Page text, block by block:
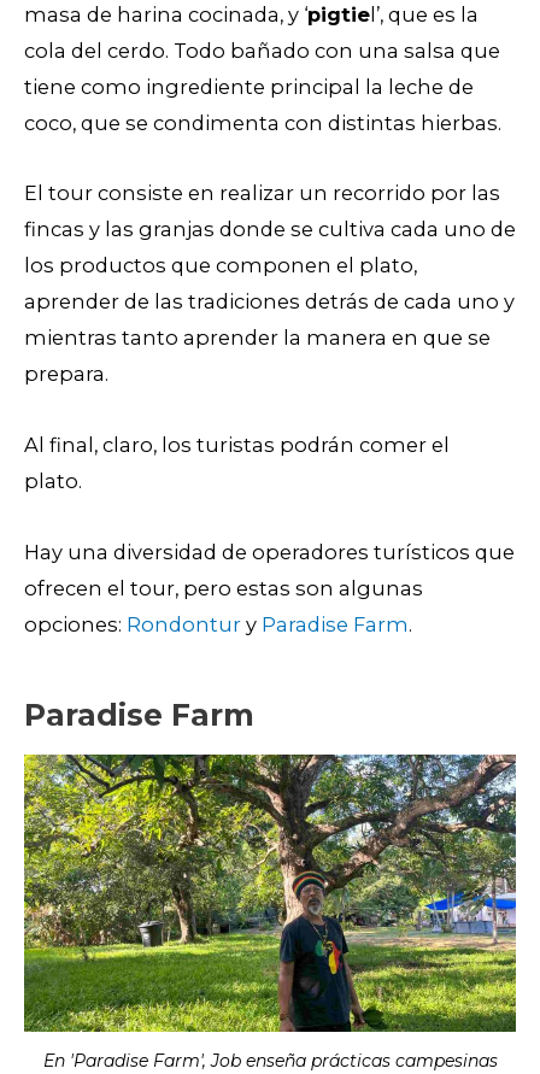
masa de harina cocinada, y ‘pigtiel’, que es la
cola del cerdo. Todo bañado con una salsa que
tiene como ingrediente principal la leche de
coco, que se condimenta con distintas hierbas.
El tour consiste en realizar un recorrido por las
fincas y las granjas donde se cultiva cada uno de
los productos que componen el plato,
aprender de las tradiciones detrás de cada uno y
mientras tanto aprender la manera en que se
prepara.
Al final, claro, los turistas podrán comer el
plato.
Hay una diversidad de operadores turísticos que
ofrecen el tour, pero estas son algunas
opciones: Rondontur y Paradise Farm.
Paradise Farm
En 'Paradise Farm', Job enseña prácticas campesinas